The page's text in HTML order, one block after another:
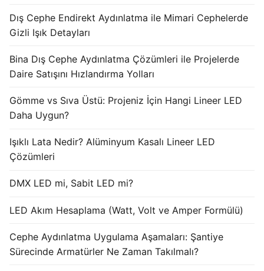
Plastik LED Profilleri
DMX Kontrol Sistemleri
LED Güç Kaynakları
Dış Mekan LED Driver
Cephe Animasyon DOTLED Serisi
Dış Cephe Endirekt Aydınlatma ile Mimari Cephelerde
Gizli Işık Detayları
Bina Dış Cephe Aydınlatma Çözümleri ile Projelerde
Daire Satışını Hızlandırma Yolları
Gömme vs Sıva Üstü: Projeniz İçin Hangi Lineer LED
Daha Uygun?
Işıklı Lata Nedir? Alüminyum Kasalı Lineer LED
Çözümleri
DMX LED mi, Sabit LED mi?
LED Akım Hesaplama (Watt, Volt ve Amper Formülü)
Cephe Aydınlatma Uygulama Aşamaları: Şantiye
Sürecinde Armatürler Ne Zaman Takılmalı?